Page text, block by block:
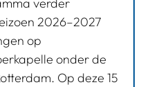
2026–2027
op
onder de
Op deze 15